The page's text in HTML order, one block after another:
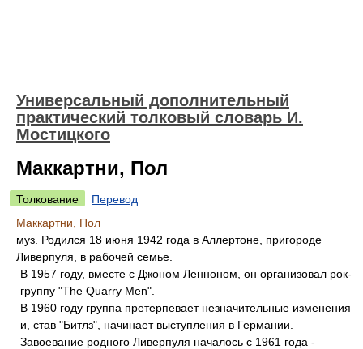
Универсальный дополнительный
практический толковый словарь И.
Мостицкого
Маккартни, Пол
Толкование
Перевод
Маккартни, Пол
муз. Родился 18 июня 1942 года в Аллертоне, пригороде
Ливерпуля, в рабочей семье.
В 1957 году, вместе с Джоном Ленноном, он организовал рок-
группу "The Quarry Men".
В 1960 году группа претерпевает незначительные изменения
и, став "Битлз", начинает выступления в Германии.
Завоевание родного Ливерпуля началось с 1961 года -